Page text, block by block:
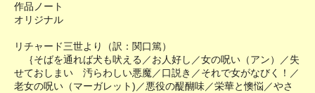
作品ノート
オリジナル
リチャード三世より（訳：関口篤）
｛そばを通れば犬も吠える／お人好し／女の呪い（アン）／失
せておしまい 汚らわしい悪魔／口説き／それで女がなびく！／
老女の呪い（マーガレット)／悪役の醍醐味／栄華と懊悩／やさ